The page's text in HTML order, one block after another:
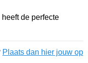
de perfecte
Plaats dan hier jouw op